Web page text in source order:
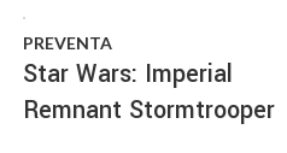
PREVENTA
Star Wars: Imperial
Remnant Stormtrooper